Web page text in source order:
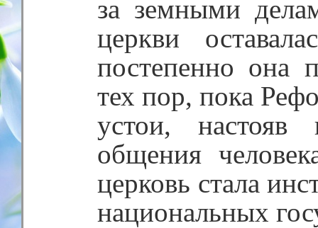
за земными
церкви
постепенно она
тех пор, пока
устои, настояв
общения
церковь стала
национальных